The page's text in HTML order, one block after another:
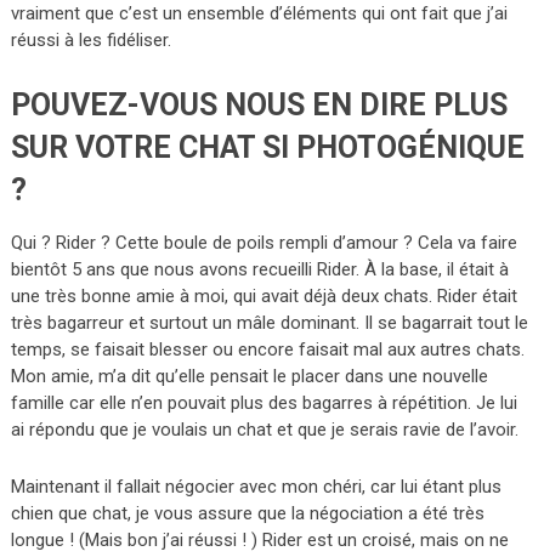
vraiment que c’est un ensemble d’éléments qui ont fait que j’ai
réussi à les fidéliser.
POUVEZ-VOUS NOUS EN DIRE PLUS
SUR VOTRE CHAT SI PHOTOGÉNIQUE
?
Qui ? Rider ? Cette boule de poils rempli d’amour ? Cela va faire
bientôt 5 ans que nous avons recueilli Rider. À la base, il était à
une très bonne amie à moi, qui avait déjà deux chats. Rider était
très bagarreur et surtout un mâle dominant. Il se bagarrait tout le
temps, se faisait blesser ou encore faisait mal aux autres chats.
Mon amie, m’a dit qu’elle pensait le placer dans une nouvelle
famille car elle n’en pouvait plus des bagarres à répétition. Je lui
ai répondu que je voulais un chat et que je serais ravie de l’avoir.
Maintenant il fallait négocier avec mon chéri, car lui étant plus
chien que chat, je vous assure que la négociation a été très
longue ! (Mais bon j’ai réussi ! ) Rider est un croisé, mais on ne